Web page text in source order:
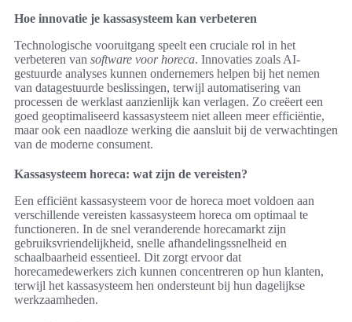
Hoe innovatie je kassasysteem kan verbeteren
Technologische vooruitgang speelt een cruciale rol in het
verbeteren van software voor horeca. Innovaties zoals AI-
gestuurde analyses kunnen ondernemers helpen bij het nemen
van datagestuurde beslissingen, terwijl automatisering van
processen de werklast aanzienlijk kan verlagen. Zo creëert een
goed geoptimaliseerd kassasysteem niet alleen meer efficiëntie,
maar ook een naadloze werking die aansluit bij de verwachtingen
van de moderne consument.
Kassasysteem horeca: wat zijn de vereisten?
Een efficiënt kassasysteem voor de horeca moet voldoen aan
verschillende vereisten kassasysteem horeca om optimaal te
functioneren. In de snel veranderende horecamarkt zijn
gebruiksvriendelijkheid, snelle afhandelingssnelheid en
schaalbaarheid essentieel. Dit zorgt ervoor dat
horecamedewerkers zich kunnen concentreren op hun klanten,
terwijl het kassasysteem hen ondersteunt bij hun dagelijkse
werkzaamheden.